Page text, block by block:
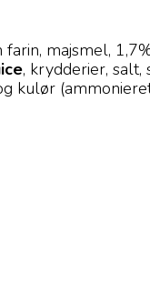
farin, majsmel,
, krydderier, salt,
kulør